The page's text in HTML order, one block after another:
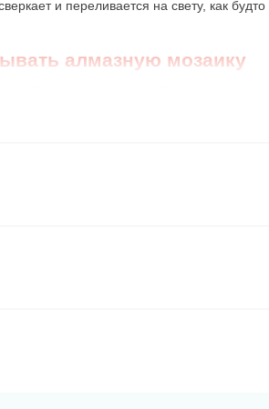
и переливается на свету, как
алмазную мозаику